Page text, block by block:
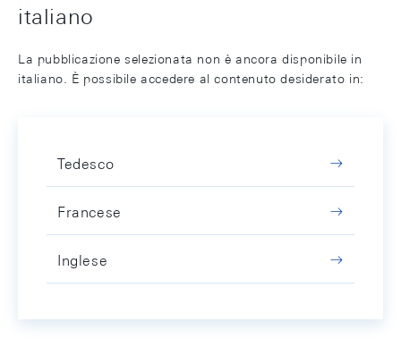
italiano
La pubblicazione selezionata non è ancora disponibile in
italiano. È possibile accedere al contenuto desiderato in:
Tedesco
Francese
Inglese